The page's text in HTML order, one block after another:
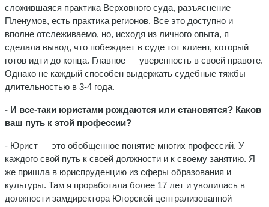
сложившаяся практика Верховного суда, разъяснение
Пленумов, есть практика регионов. Все это доступно и
вполне отслеживаемо, но, исходя из личного опыта, я
сделала вывод, что побеждает в суде тот клиент, который
готов идти до конца. Главное — уверенность в своей правоте.
Однако не каждый способен выдержать судебные тяжбы
длительностью в 3-4 года.
- И все-таки юристами рождаются или становятся? Каков
ваш путь к этой профессии?
- Юрист — это обобщенное понятие многих профессий. У
каждого свой путь к своей должности и к своему занятию. Я
же пришла в юриспруденцию из сферы образования и
культуры. Там я проработала более 17 лет и уволилась в
должности замдиректора Югорской централизованной